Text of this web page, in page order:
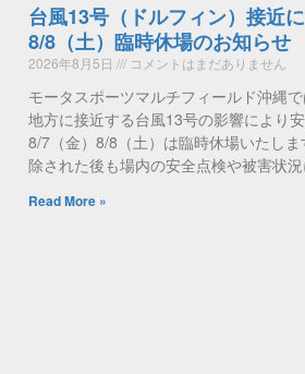
台風13号（ドルフィン）接近に
8/8（土）臨時休場のお知らせ
2026年8月5日 コメントはまだありません
モータスポーツマルチフィールド沖縄
地方に接近する台風13号の影響により
8/7（金）8/8（土）は臨時休場いたし
除された後も場内の安全点検や被害状
Read More »